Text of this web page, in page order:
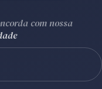
com nossa